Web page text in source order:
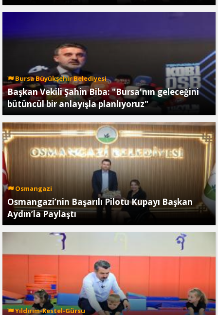
Bursa Büyükşehir Belediyesi
Başkan Vekili Şahin Biba: "Bursa'nın geleceğini
bütüncül bir anlayışla planlıyoruz"
Osmangazi
Osmangazi’nin Başarılı Pilotu Kupayı Başkan
Aydın’la Paylaştı
Yıldırım-Kestel-Gürsu